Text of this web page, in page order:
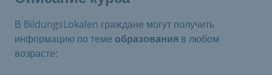
В BildungsLokalen граждане могут получить
информацию по теме образования в любом
возрасте: